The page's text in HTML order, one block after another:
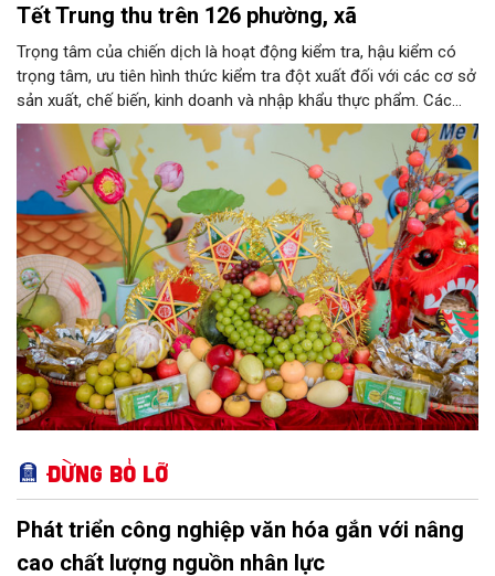
Tết Trung thu trên 126 phường, xã
Trọng tâm của chiến dịch là hoạt động kiểm tra, hậu kiểm có
trọng tâm, ưu tiên hình thức kiểm tra đột xuất đối với các cơ sở
sản xuất, chế biến, kinh doanh và nhập khẩu thực phẩm. Các
nhóm mặt hàng tiêu thụ mạnh như bánh Trung thu, bánh mứt
kẹo, rượu, bia, nước giải khát, phụ gia thực phẩm...
Đừng bỏ lỡ
Phát triển công nghiệp văn hóa gắn với nâng
cao chất lượng nguồn nhân lực